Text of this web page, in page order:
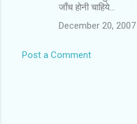
जाँच होनी चाहिये...
December 20,
Post a Comment